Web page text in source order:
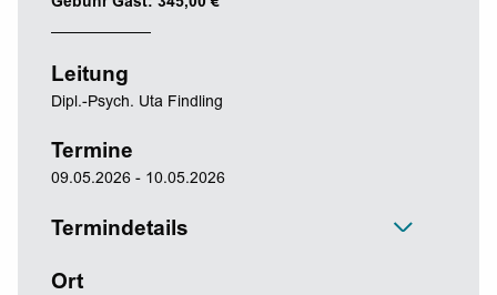
Leitung
Dipl.-Psych. Uta Findling
Termine
09.05.2026 - 10.05.2026
Termindetails
Ort